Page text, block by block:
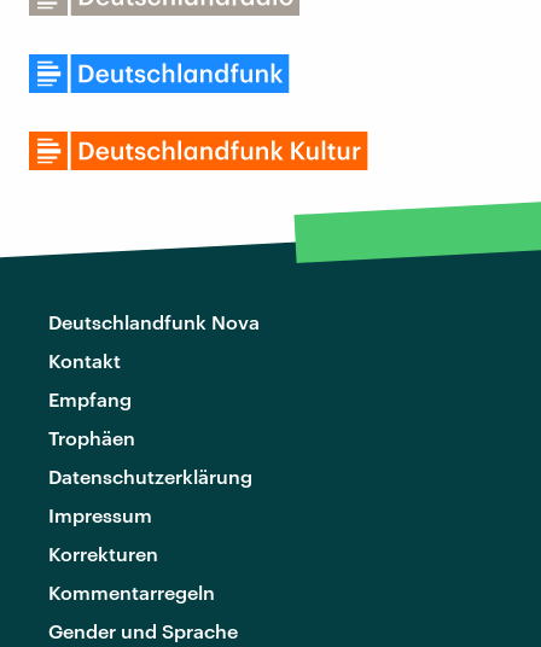
Deutschlandfunk Nova
Kontakt
Empfang
Trophäen
Datenschutzerklärung
Impressum
Korrekturen
Kommentarregeln
Gender und Sprache